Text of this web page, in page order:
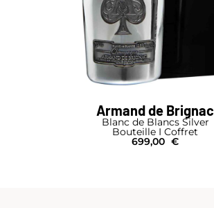
Armand de Brignac
Blanc de Blancs Silver
Bouteille I Coffret
699,00 €